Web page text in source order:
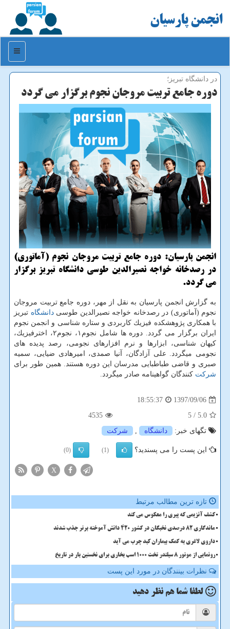
انجمن پارسیان
منو
در دانشگاه تبریز؛
دوره جامع تربیت مروجان نجوم برگزار می گردد
انجمن پارسیان: دوره جامع تربیت مروجان نجوم (آماتوری)
در رصدخانه خواجه نصیرالدین طوسی دانشگاه تبریز برگزار
می گردد.
به گزارش انجمن پارسیان به نقل از مهر، دوره جامع تربیت مروجان
نجوم (آماتوری) در رصدخانه خواجه نصیرالدین طوسیدانشگاه تبریز
با همكاری پژوهشكده فیزیك كاربردی و ستاره شناسی و انجمن نجوم
ایران برگزار می گردد. دوره ها شامل نجوم۱، نجوم۲، اخترفیزیك،
كیهان شناسی، ابزارها و نرم افزارهای نجومی، رصد پدیده های
نجومی میگردد. علی آزادگان، آنیا صمدی، امیرهادی ضیایی، سمیه
صبری و قاضی طباطبایی مدرسان این دوره هستند. همین طور برای
شركت كنندگان گواهینامه صادر میگردد.
1397/09/06
18:55:37
5.0
/ 5
4535
تگهای خبر:
دانشگاه , شركت
این پست را می پسندید؟ (1)
(0)
X
تازه ترین مطالب مرتبط
کشف آنزیمی که پیری را معکوس می کند
ماندگاری 82 درصدی نخبگان در کشور 420 دانش آموخته برتر جذب شدند
داروی لاغری به کمک بیماران کبد چرب می آید
رونمایی از موتور ۸ سیلندر تخت ۱۰۰۰ اسب بخاری برای نخستین بار در تاریخ
نظرات بینندگان در مورد این پست
لطفا شما هم نظر دهید